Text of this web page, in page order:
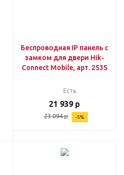
Беспроводная IP панель с
замком для двери Hik-
Connect Mobile, арт. 2535
Есть
21 939 р
23 094р -5%